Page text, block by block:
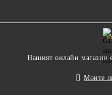
Нашият онлайн магазин
Моите